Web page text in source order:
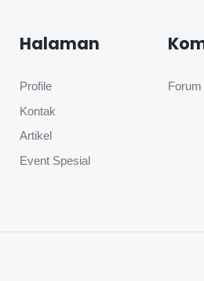
Halaman
Profile
Kontak
Artikel
Event Spesial
Forum